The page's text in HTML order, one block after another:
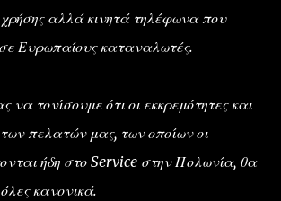
χρήσης αλλά κινητά τηλέφωνα που
Ευρωπαίους καταναλωτές.
να τονίσουμε ότι οι εκκρεμότητες και
των πελατών μας, των οποίων οι
ήδη στο Service στην Πολωνία, θα
κανονικά.